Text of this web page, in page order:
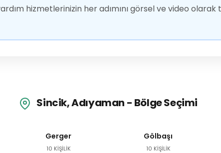
hizmetlerinizin her adımını görsel ve video
Sincik, Adıyaman - Bölge Seçimi
Gerger
10 KİŞİLİK
Gölbaşı
10 KİŞİLİK